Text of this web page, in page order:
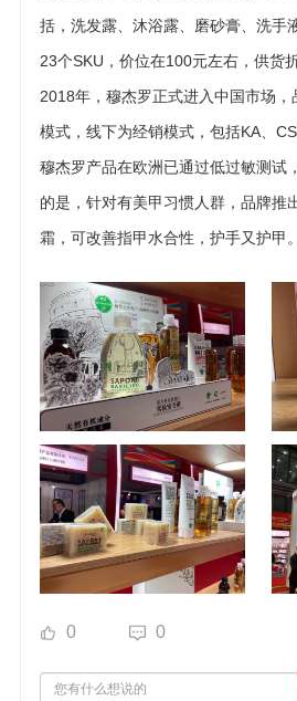
括，洗发露、沐浴露、磨砂膏、洗手
23个SKU，价位在100元左右，供货
2018年，穆杰罗正式进入中国市场
模式，线下为经销模式，包括KA、
穆杰罗产品在欧洲已通过低过敏测试
的是，针对有美甲习惯人群，品牌推
霜，可改善指甲水合性，护手又护甲。
0 0